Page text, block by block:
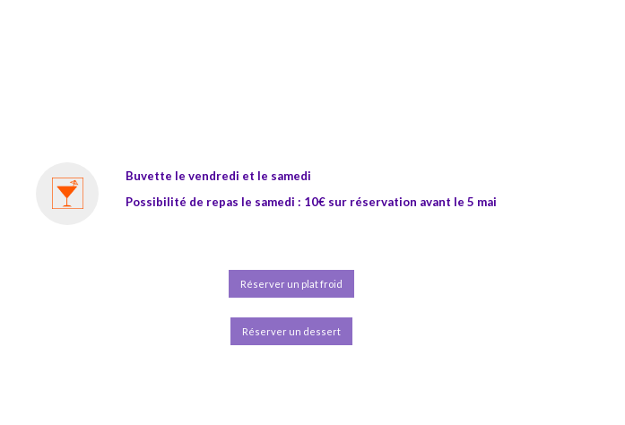
Buvette le vendredi et le samedi
Possibilité de repas le samedi : 10€ sur réservation avant le 5 mai
Réserver un plat froid
Réserver un dessert